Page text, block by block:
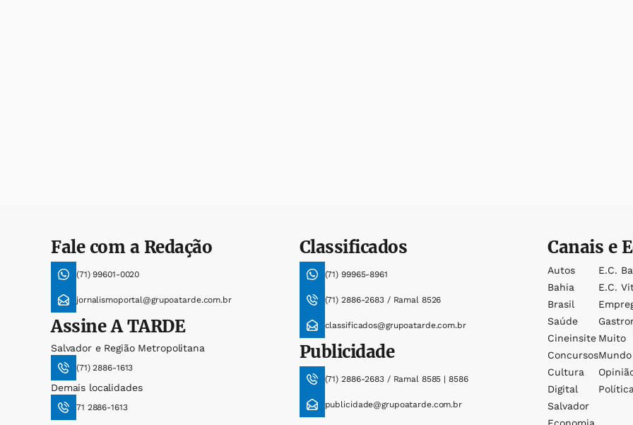
Fale com a Redação
(71) 99601-0020
jornalismoportal@grupoatarde.com.br
AssineA TARDE
Salvador e Região Metropolitana
(71) 2886-1613
Demais localidades
71 2886-1613
Classificados
(71) 99965-8961
(71) 2886-2683 / Ramal 8526
classificados@grupoatarde.com.br
Publicidade
(71) 2886-2683 / Ramal 8585 | 8586
publicidade@grupoatarde.com.br
Canais e
Autos
Bahia
Brasil
Saúde
Cineinsite
Concursos
Cultura
Digital
Salvador
Economia
E.c.
E.c.
Muito
Mundo
Política